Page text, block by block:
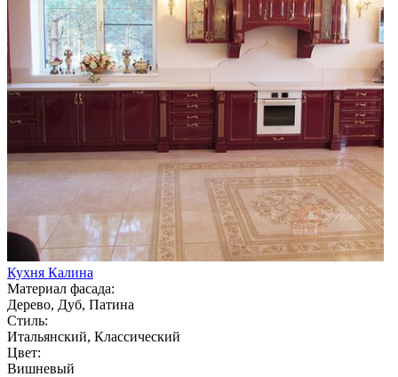
Кухня Калина
Материал фасада:
Дерево, Дуб, Патина
Стиль:
Итальянский, Классический
Цвет:
Вишневый